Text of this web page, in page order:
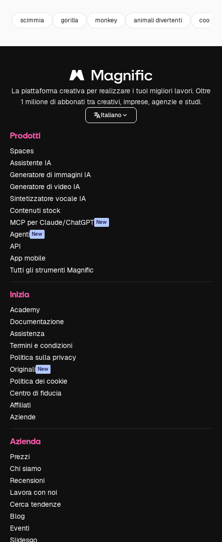
scimmia gorilla monkey animali divertenti cool
La piattaforma creativa per realizzare i tuoi migliori lavori. Oltre
1 milione di abbonati tra creativi, imprese, agenzie e studi.
Italiano
Prodotti
Spaces
Assistente IA
Generatore di immagini IA
Generatore di video IA
Sintetizzatore vocale IA
Contenuti stock
MCP per Claude/ChatGPT New
Agenti New
API
App mobile
Tutti gli strumenti Magnific
Inizia
Academy
Documentazione
Assistenza
Termini e condizioni
Politica sulla privacy
Originali New
Politica dei cookie
Centro di fiducia
Affiliati
Aziende
Azienda
Prezzi
Chi siamo
Recensioni
Lavora con noi
Cerca tendenze
Blog
Eventi
Slidesgo